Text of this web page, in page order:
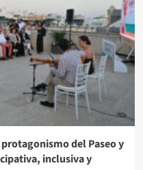
del Paseo y
inclusiva y